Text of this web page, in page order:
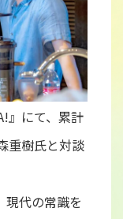
』にて、累計
重樹氏と対談
現代の常識を